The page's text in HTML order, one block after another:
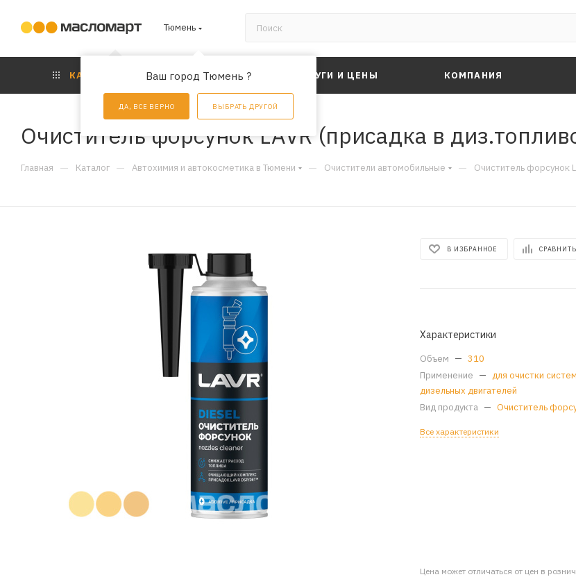
Тюмень
Ваш город Тюмень ?
ДА, ВСЕ ВЕРНО ВЫБРАТЬ ДРУГОЙ
КАТАЛОГ АКЦИИ УСЛУГИ И ЦЕНЫ КОМПАНИЯ
Очиститель форсунок LAVR (присадка в
Главная — Каталог — Автохимия и автокосметика в Тюмени — Очистители автомобильные — Очиститель форсунок
В ИЗБРАННОЕ СРАВНИТЬ
Характеристики
Объем — 310
Применение — для очистки
дизельных двигателей
Вид продукта — Очиститель
Все характеристики
Цена может отличаться от цен в